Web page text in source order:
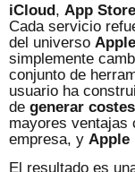
iCloud, App Store
Cada servicio
del universo Apple
simplemente
conjunto de
usuario ha
de generar
mayores ventajas
empresa, y Apple
El resultado es